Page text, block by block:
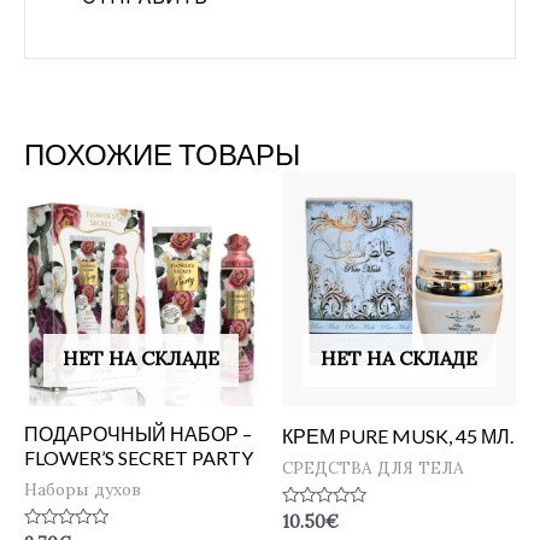
ПОХОЖИЕ ТОВАРЫ
НЕТ НА СКЛАДЕ
ПОДАРОЧНЫЙ НАБОР –
FLOWER’S SECRET PARTY
Наборы духов
НЕТ НА СКЛАДЕ
КРЕМ PURE MUSK, 45 МЛ.
СРЕДСТВА ДЛЯ ТЕЛА
Оценка
10.50€